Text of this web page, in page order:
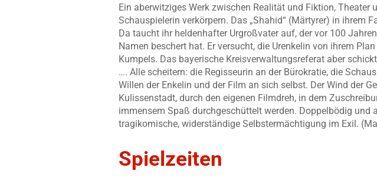
Ein aberwitziges Werk zwischen Realität und Fiktion,
Schauspielerin verkörpern. Das „Shahid“ (Märtyrer) in ihrem
Da taucht ihr heldenhafter Urgroßvater auf, der vor 100
Namen beschert hat. Er versucht, die Urenkelin von ihrem
Kumpels. Das bayerische Kreisverwaltungsreferat aber
…. Alle scheitern: die Regisseurin an der Bürokratie, die
Willen der Enkelin und der Film an sich selbst. Der Wind der
Kulissenstadt, durch den eigenen Filmdreh, in dem
immensem Spaß durchgeschüttelt werden. Doppelbödig
tragikomische, widerständige Selbstermächtigung im Exil.
Spielzeiten